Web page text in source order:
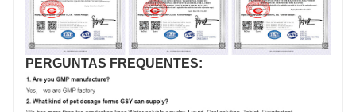
PERGUNTAS FREQUENTES: